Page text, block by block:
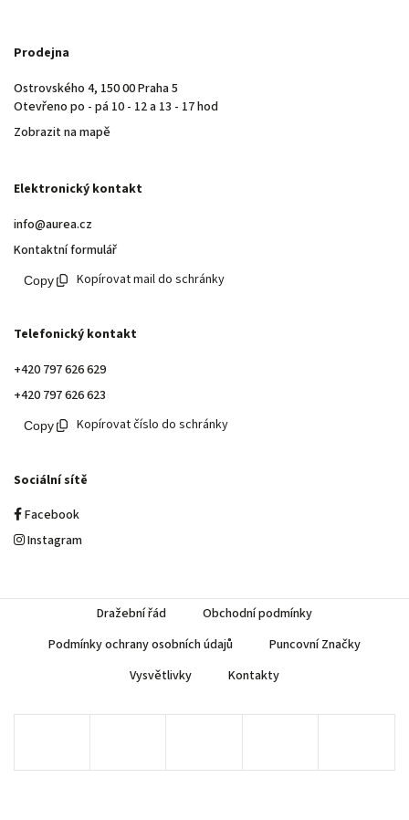
Prodejna
Ostrovského 4, 150 00 Praha 5
Otevřeno po - pá 10 - 12 a 13 - 17 hod
Zobrazit na mapě
Elektronický kontakt
info@aurea.cz
Kontaktní formulář
Kopírovat mail do schránky
Telefonický kontakt
+420 797 626 629
+420 797 626 623
Kopírovat číslo do schránky
Sociální sítě
Facebook
Instagram
Dražební řád
Obchodní podmínky
Podmínky ochrany osobních údajů
Puncovní Značky
Vysvětlivky
Kontakty